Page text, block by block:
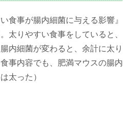
食事が腸内細菌に与える影響』
太りやすい食事をしていると、
内細菌が変わると、余計に太り
事内容でも、肥満マウスの腸内
太った）